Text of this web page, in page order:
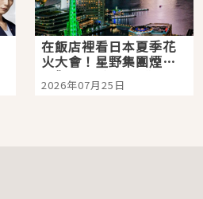
在飯店裡看日本夏季花
火大會！星野集團煙火
景觀飯店6選，讓你不用
人擠人悠閒欣賞
2026年07月25日